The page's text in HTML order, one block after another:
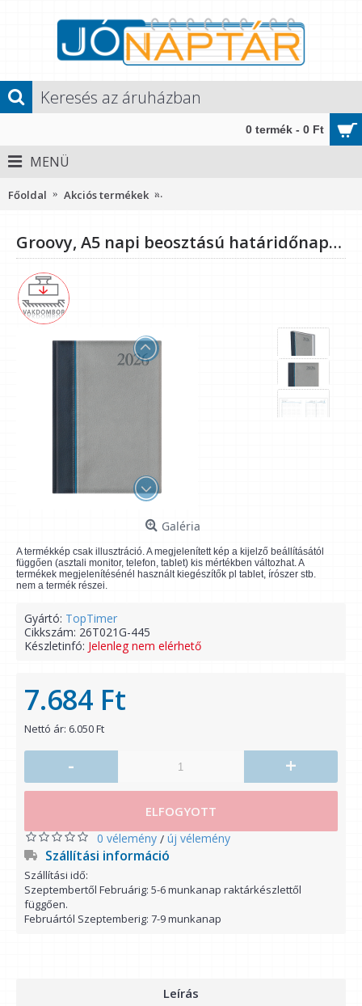
0 termék - 0 Ft
MENÜ
Főoldal Akciós termékek
Groovy, A5 napi beosztású határidőnapló, Kék-Kék-Szürke
Galéria
A termékkép csak illusztráció. A megjelenített kép a kijelző beállításától
függően (asztali monitor, telefon, tablet) kis mértékben változhat. A
termékek megjelenítésénél használt kiegészítők pl tablet, írószer stb.
nem a termék részei.
Gyártó: TopTimer
Cikkszám: 26T021G-445
Készletinfó: Jelenleg nem elérhető
7.684 Ft
Nettó ár: 6.050 Ft
- +
ELFOGYOTT
0 vélemény / új vélemény
Szállítási információ
Szállítási idő:
Szeptembertől Februárig: 5-6 munkanap raktárkészlettől
függően.
Februártól Szeptemberig: 7-9 munkanap
Leírás